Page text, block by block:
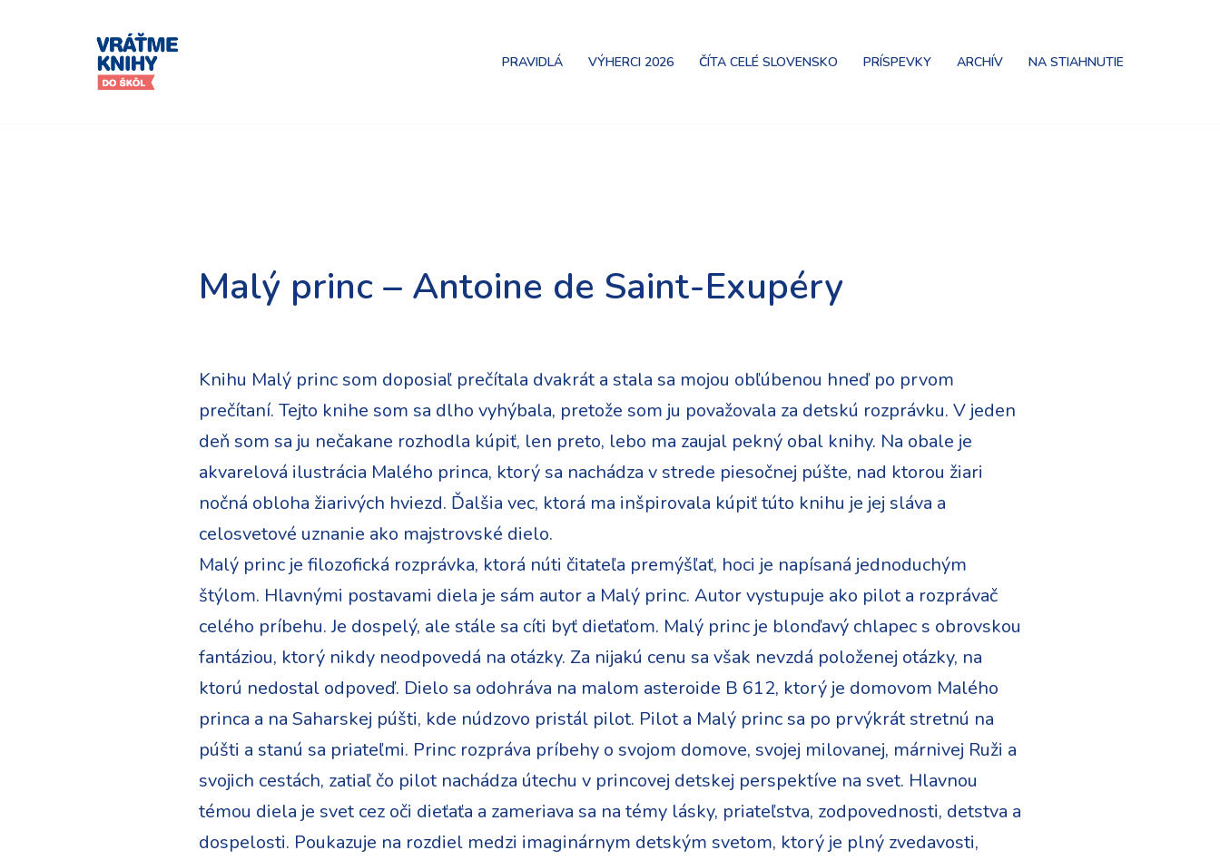
PRAVIDLÁ VÝHERCI 2026 ČÍTA CELÉ SLOVENSKO PRÍSPEVKY ARCHÍV NA STIAHNUTIE
Malý princ – Antoine de Saint-Exupéry
Knihu Malý princ som doposiaľ prečítala dvakrát a stala sa mojou obľúbenou hneď po prvom
prečítaní. Tejto knihe som sa dlho vyhýbala, pretože som ju považovala za detskú rozprávku. V jeden
deň som sa ju nečakane rozhodla kúpiť, len preto, lebo ma zaujal pekný obal knihy. Na obale je
akvarelová ilustrácia Malého princa, ktorý sa nachádza v strede piesočnej púšte, nad ktorou žiari
nočná obloha žiarivých hviezd. Ďalšia vec, ktorá ma inšpirovala kúpiť túto knihu je jej sláva a
celosvetové uznanie ako majstrovské dielo.
Malý princ je filozofická rozprávka, ktorá núti čitateľa premýšľať, hoci je napísaná jednoduchým
štýlom. Hlavnými postavami diela je sám autor a Malý princ. Autor vystupuje ako pilot a rozprávač
celého príbehu. Je dospelý, ale stále sa cíti byť dieťaťom. Malý princ je blonďavý chlapec s obrovskou
fantáziou, ktorý nikdy neodpovedá na otázky. Za nijakú cenu sa však nevzdá položenej otázky, na
ktorú nedostal odpoveď. Dielo sa odohráva na malom asteroide B 612, ktorý je domovom Malého
princa a na Saharskej púšti, kde núdzovo pristál pilot. Pilot a Malý princ sa po prvýkrát stretnú na
púšti a stanú sa priateľmi. Princ rozpráva príbehy o svojom domove, svojej milovanej, márnivej Ruži a
svojich cestách, zatiaľ čo pilot nachádza útechu v princovej detskej perspektíve na svet. Hlavnou
témou diela je svet cez oči dieťaťa a zameriava sa na témy lásky, priateľstva, zodpovednosti, detstva a
dospelosti. Poukazuje na rozdiel medzi imaginárnym detským svetom, ktorý je plný zvedavosti,